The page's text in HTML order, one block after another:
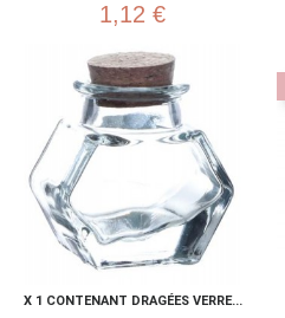
1,12 €
X 1 CONTENANT DRAGÉES VERRE...